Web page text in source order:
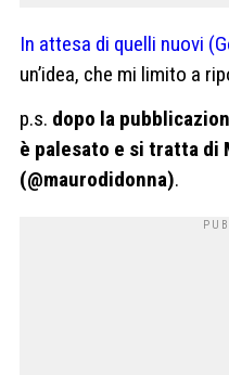
In attesa di quelli nuovi
un’idea, che mi limito a
p.s. dopo la
è palesato e si tratta di
(@maurodidonna).